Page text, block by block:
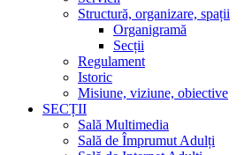
Structură, organizare, spații
Organigramă
Secții
Regulament
Istoric
Misiune, viziune, obiective
SECȚII
Sală Multimedia
Sală de Împrumut Adulți